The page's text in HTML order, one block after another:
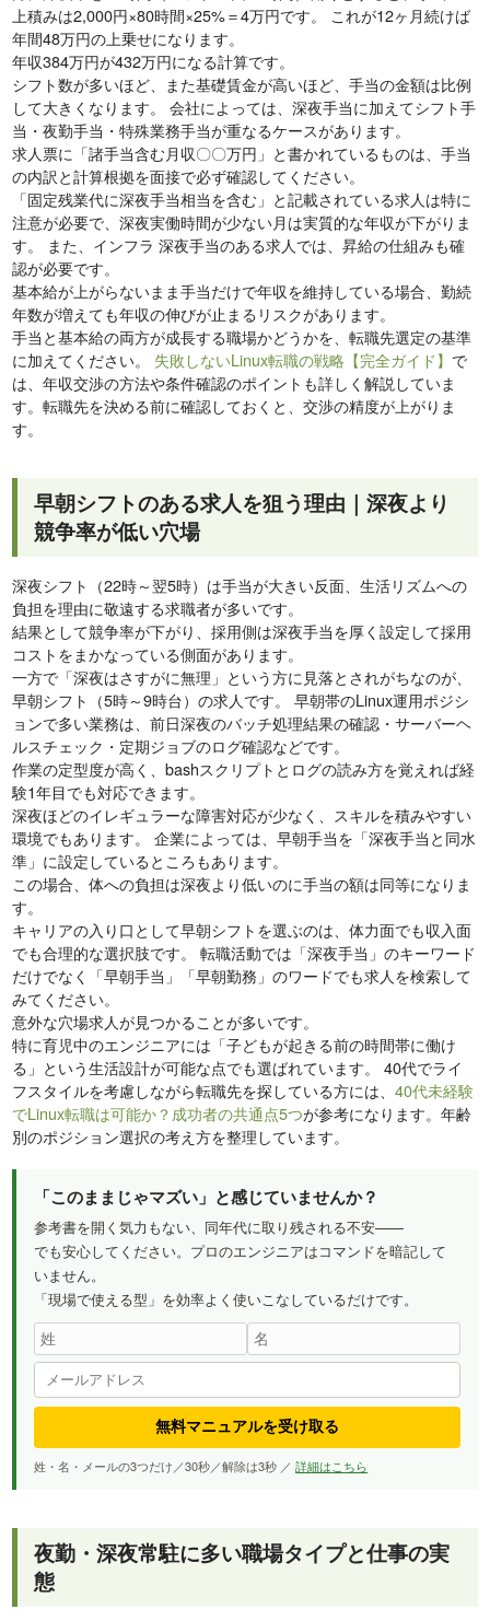
上積みは2,000円×80時間×25%＝4万円です。 これが12ヶ月続けば
年間48万円の上乗せになります。
年収384万円が432万円になる計算です。
シフト数が多いほど、また基礎賃金が高いほど、手当の金額は比例
して大きくなります。 会社によっては、深夜手当に加えてシフト手
当・夜勤手当・特殊業務手当が重なるケースがあります。
求人票に「諸手当含む月収〇〇万円」と書かれているものは、手当
の内訳と計算根拠を面接で必ず確認してください。
「固定残業代に深夜手当相当を含む」と記載されている求人は特に
注意が必要で、深夜実働時間が少ない月は実質的な年収が下がりま
す。 また、インフラ 深夜手当のある求人では、昇給の仕組みも確
認が必要です。
基本給が上がらないまま手当だけで年収を維持している場合、勤続
年数が増えても年収の伸びが止まるリスクがあります。
手当と基本給の両方が成長する職場かどうかを、転職先選定の基準
に加えてください。 失敗しないLinux転職の戦略【完全ガイド】 で
は、年収交渉の方法や条件確認のポイントも詳しく解説していま
す。転職先を決める前に確認しておくと、交渉の精度が上がりま
す。
早朝シフトのある求人を狙う理由｜深夜より
競争率が低い穴場
深夜シフト（22時～翌5時）は手当が大きい反面、生活リズムへの
負担を理由に敬遠する求職者が多いです。
結果として競争率が下がり、採用側は深夜手当を厚く設定して採用
コストをまかなっている側面があります。
一方で「深夜はさすがに無理」という方に見落とされがちなのが、
早朝シフト（5時～9時台）の求人です。 早朝帯のLinux運用ポジシ
ョンで多い業務は、前日深夜のバッチ処理結果の確認・サーバーヘ
ルスチェック・定期ジョブのログ確認などです。
作業の定型度が高く、bashスクリプトとログの読み方を覚えれば経
験1年目でも対応できます。
深夜ほどのイレギュラーな障害対応が少なく、スキルを積みやすい
環境でもあります。 企業によっては、早朝手当を「深夜手当と同水
準」に設定しているところもあります。
この場合、体への負担は深夜より低いのに手当の額は同等になりま
す。
キャリアの入り口として早朝シフトを選ぶのは、体力面でも収入面
でも合理的な選択肢です。 転職活動では「深夜手当」のキーワード
だけでなく「早朝手当」「早朝勤務」のワードでも求人を検索して
みてください。
意外な穴場求人が見つかることが多いです。
特に育児中のエンジニアには「子どもが起きる前の時間帯に働け
る」という生活設計が可能な点でも選ばれています。 40代でライ
フスタイルを考慮しながら転職先を探している方には、40代未経験
でLinux転職は可能か？成功者の共通点5つが参考になります。年齢
別のポジション選択の考え方を整理しています。
「このままじゃマズい」と感じていませんか？
参考書を開く気力もない、同年代に取り残される不安——
でも安心してください。プロのエンジニアはコマンドを暗記して
いません。
「現場で使える型」を効率よく使いこなしているだけです。
無料マニュアルを受け取る
姓・名・メールの3つだけ／30秒／解除は3秒 ／詳細はこちら
夜勤・深夜常駐に多い職場タイプと仕事の実
態